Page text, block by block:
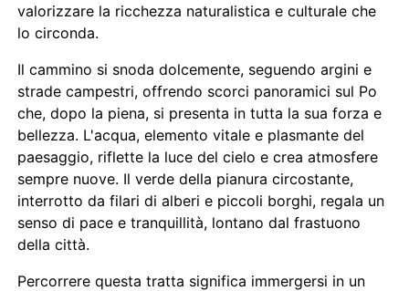
valorizzare la ricchezza naturalistica e culturale che
lo circonda.
Il cammino si snoda dolcemente, seguendo argini e
strade campestri, offrendo scorci panoramici sul Po
che, dopo la piena, si presenta in tutta la sua forza e
bellezza. L'acqua, elemento vitale e plasmante del
paesaggio, riflette la luce del cielo e crea atmosfere
sempre nuove. Il verde della pianura circostante,
interrotto da filari di alberi e piccoli borghi, regala un
senso di pace e tranquillità, lontano dal frastuono
della città.
Percorrere questa tratta significa immergersi in un